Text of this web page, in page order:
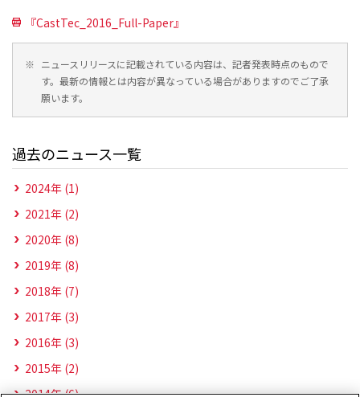
『CastTec_2016_Full-Paper』
※ ニュースリリースに記載されている内容は、記者発表時点のもので
す。最新の情報とは内容が異なっている場合がありますのでご了承
願います。
過去のニュース一覧
2024年 (1)
2021年 (2)
2020年 (8)
2019年 (8)
2018年 (7)
2017年 (3)
2016年 (3)
2015年 (2)
2014年 (6)